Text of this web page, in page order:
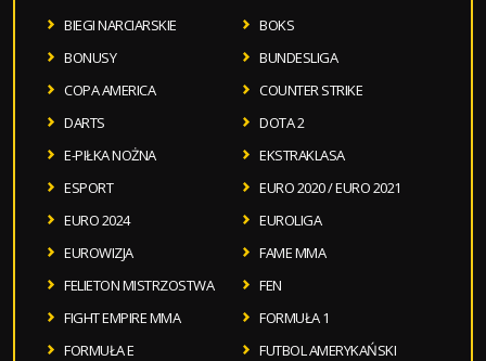
BIEGI NARCIARSKIE
BOKS
BONUSY
BUNDESLIGA
COPA AMERICA
COUNTER STRIKE
DARTS
DOTA 2
E-PIŁKA NOŻNA
EKSTRAKLASA
ESPORT
EURO 2020 / EURO 2021
EURO 2024
EUROLIGA
EUROWIZJA
FAME MMA
FELIETON MISTRZOSTWA
FEN
FIGHT EMPIRE MMA
FORMUŁA 1
FORMUŁA E
FUTBOL AMERYKAŃSKI